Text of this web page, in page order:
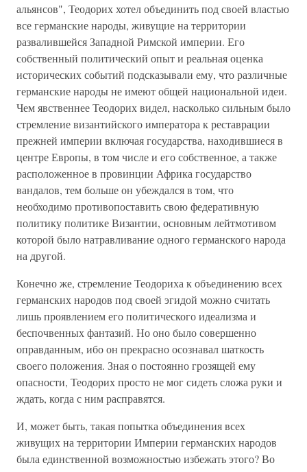
альянсов", Теодорих хотел объединить под своей властью
все германские народы, живущие на территории
развалившейся Западной Римской империи. Его
собственный политический опыт и реальная оценка
исторических событий подсказывали ему, что различные
германские народы не имеют общей национальной идеи.
Чем явственнее Теодорих видел, насколько сильным было
стремление византийского императора к реставрации
прежней империи включая государства, находившиеся в
центре Европы, в том числе и его собственное, а также
расположенное в провинции Африка государство
вандалов, тем больше он убеждался в том, что
необходимо противопоставить свою федеративную
политику политике Византии, основным лейтмотивом
которой было натравливание одного германского народа
на другой.
Конечно же, стремление Теодориха к объединению всех
германских народов под своей эгидой можно считать
лишь проявлением его политического идеализма и
беспочвенных фантазий. Но оно было совершенно
оправданным, ибо он прекрасно осознавал шаткость
своего положения. Зная о постоянно грозящей ему
опасности, Теодорих просто не мог сидеть сложа руки и
ждать, когда с ним расправятся.
И, может быть, такая попытка объединения всех
живущих на территории Империи германских народов
была единственной возможностью избежать этого? Во